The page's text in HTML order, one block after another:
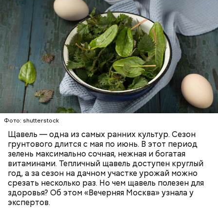
Фото: shutterstock
Щавель — одна из самых ранних культур. Сезон
грунтового длится с мая по июнь. В этот период
зелень максимально сочная, нежная и богатая
витаминами. Тепличный щавель доступен круглый
год, а за сезон на дачном участке урожай можно
срезать несколько раз. Но чем щавель полезен для
здоровья? Об этом «Вечерняя Москва» узнала у
экспертов.
Опасность же щавеля состоит в том, что он
содержит большое количество щавелевой кислоты,
которая может способствовать образованию
ЗДОРОВЬЕ ВРАЧИ
РАСТЕНИЯ
ПРОДУКТЫ